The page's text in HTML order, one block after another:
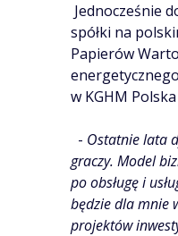
Jednocześnie
spółki na
Papierów
w KGHM
- Ostatnie lata
graczy. Model
po obsługę i
będzie dla mnie
projektów